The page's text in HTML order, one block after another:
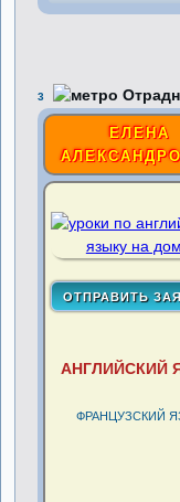
3
ЕЛЕНА
АНГЛИЙСКИЙ
ФРАНЦУЗСКИЙ